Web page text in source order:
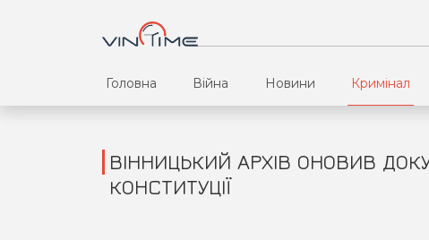
Головна Війна Новини Кримінал
ВІННИЦЬКИЙ АРХІВ ОНОВИВ
КОНСТИТУЦІЇ